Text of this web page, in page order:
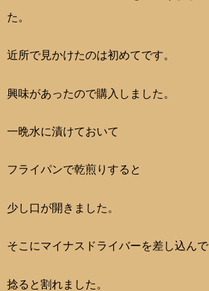
た。
近所で見かけたのは初めてです。
興味があったので購入しました。
一晩水に漬けておいて
フライパンで乾煎りすると
少し口が開きました。
そこにマイナスドライバーを差し込んで
捻ると割れました。